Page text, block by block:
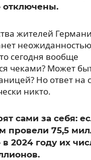
отключены.
жителей
сегодня вообще
чеками? Может
Но ответ на
никто.
сами за себя:
провели 75,5
2024 году их